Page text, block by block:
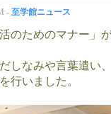
- 至学館ニュース
のためのマナー」
しなみや言葉遣い
行いました。